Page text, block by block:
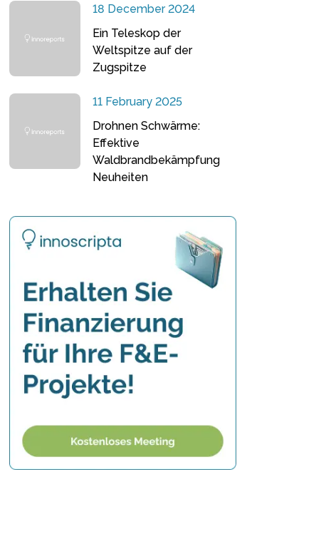
18 December 2024
Ein Teleskop der
Weltspitze auf der
Zugspitze
11 February 2025
Drohnen Schwärme:
Effektive
Waldbrandbekämpfung
Neuheiten